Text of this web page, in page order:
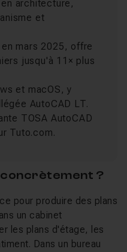
architecture,
et
mars 2025, offre
jusqu'à 11× plus
et macOS, y
AutoCAD LT.
TOSA AutoCAD
Tuto.com.
concrètement ?
pour produire des plans
un cabinet
les plans d'étage, les
Dans un bureau